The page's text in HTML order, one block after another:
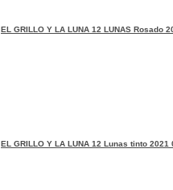
EL GRILLO Y LA LUNA 12 LUNAS Rosado
EL GRILLO Y LA LUNA 12 Lunas tinto 2021